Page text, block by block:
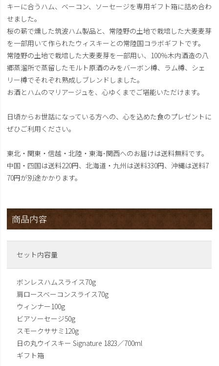
キーに合うハム、ベーコン、ソーセージを専用ギフト箱に詰め合わ
せました。
桜の薪で燻した筑波ハム製品と、常陸野の土地で栽培した大麦麦芽
を一部用いて作られたウィスキーとの常陸国コラボギフトです。
常陸野の土地で栽培した大麦麦芽を一部用い、100％木内酒造の八
郷蒸溜所で蒸留したモルト原酒のみをバーボン樽、ラム樽、シェ
リー樽でそれぞれ熟成しブレンドしました。
お酒とハムのマリアージュを、心ゆくまでご堪能いただけます。
日頃からお世話になっている方への、心を込めた食のプレゼントに
ぜひご利用ください。
東北・関東・信越・北陸・東海･関西へのお届けは送料無料です。
中国・四国は送料220円、北海道・九州は送料330円、沖縄は送料7
70円が別途かかります。
商品内容
セット内容量
ボンレスハムスライス70g
肩ロースベーコンスライス70g
ウィンナー100g
ビアソーセージ50g
スモークササミ120g
日の丸ウイスキー Signature 1823／700ml
ギフト箱